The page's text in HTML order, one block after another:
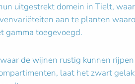
uitgestrekt domein in Tielt,
aan te planten
gamma toegevoegd.
de wijnen rustig kunnen
laat het zwart